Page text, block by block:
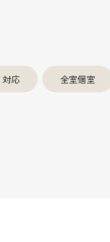
対応 全室個室